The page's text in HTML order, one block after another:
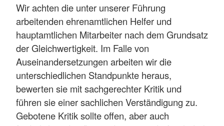
Wir achten die unter unserer Führung
arbeitenden ehrenamtlichen Helfer und
hauptamtlichen Mitarbeiter nach dem Grundsatz
der Gleichwertigkeit. Im Falle von
Auseinandersetzungen arbeiten wir die
unterschiedlichen Standpunkte heraus,
bewerten sie mit sachgerechter Kritik und
führen sie einer sachlichen Verständigung zu.
Gebotene Kritik sollte offen, aber auch